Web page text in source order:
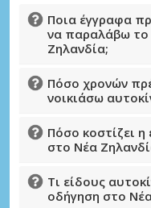
Ποια έγγραφα
να παραλάβω το
Ζηλανδία;
Πόσο χρονών
νοικιάσω
Πόσο κοστίζει η
στο Νέα
Τι είδους
οδήγηση στο